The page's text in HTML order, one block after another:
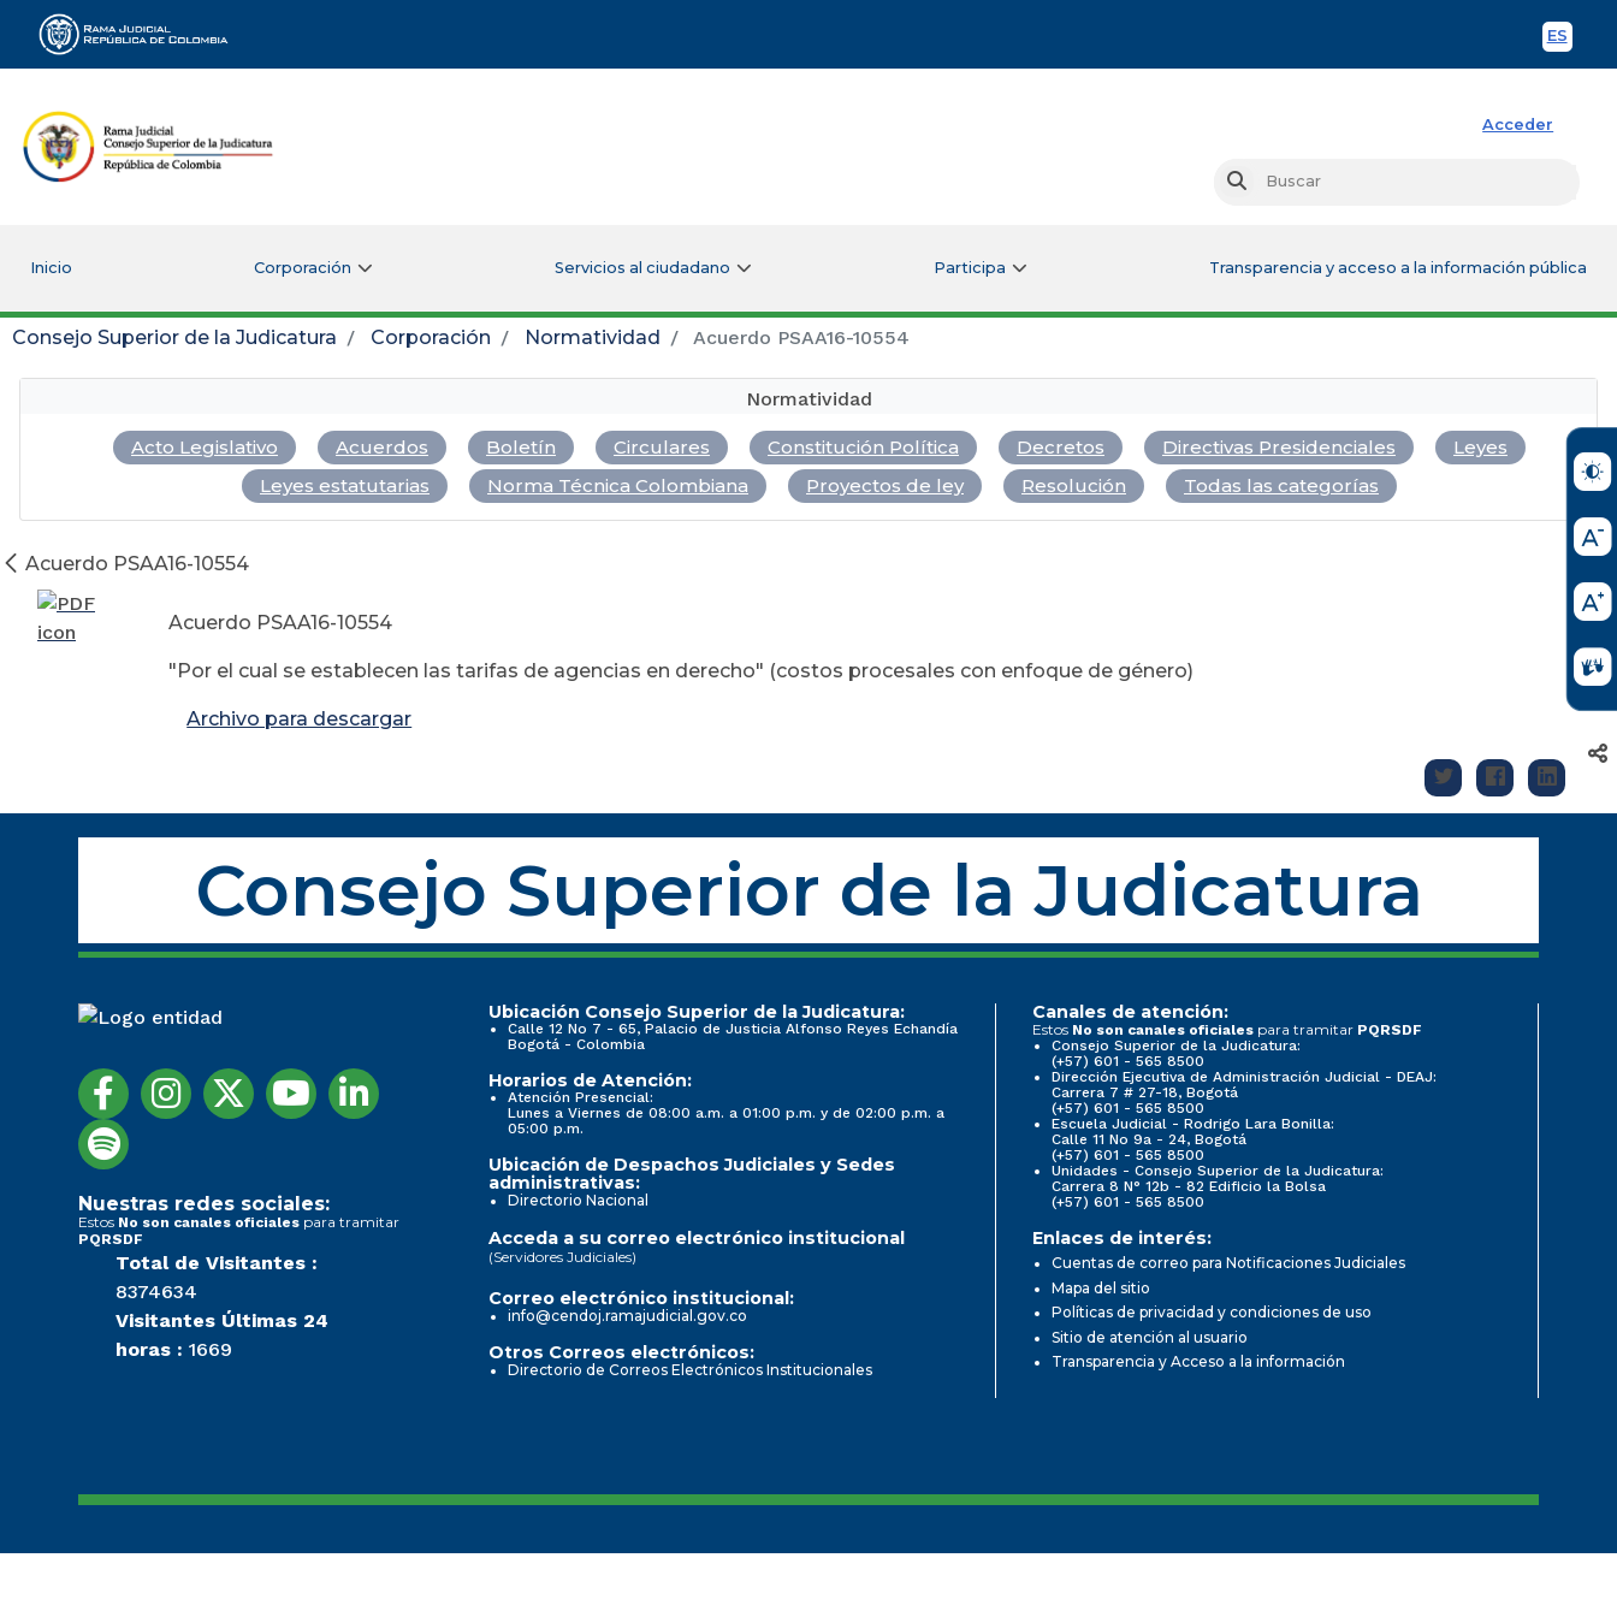
ES
Rama Judicial
Acceder
Buscar
Inicio Corporación Servicios al ciudadano Participa Transparencia y acceso a la información pública
Consejo Superior de la Judicatura Corporación Normatividad Acuerdo PSAA16-10554
Normatividad
Acto Legislativo Acuerdos Boletín Circulares Constitución Política Decretos Directivas Presidenciales
Leyes
Leyes estatutarias
Norma Técnica Colombiana Proyectos de ley Resolución Todas las categorías
Acuerdo PSAA16-10554
Acuerdo PSAA16-10554
"Por el cual se establecen las tarifas de agencias en derecho" (costos procesales con enfoque de género)
Archivo para descargar
Consejo Superior de la Judicatura
Nuestras redes sociales:
Estos No son canales oficiales para tramitar
PQRSDF
Total de Visitantes :
8374634
Visitantes Últimas 24
horas : 1669
Ubicación Consejo Superior de la Judicatura:
Calle 12 No 7 - 65, Palacio de Justicia Alfonso Reyes Echandía
Bogotá - Colombia
Horarios de Atención:
Atención Presencial:
Lunes a Viernes de 08:00 a.m. a 01:00 p.m. y de 02:00 p.m. a
05:00 p.m.
Ubicación de Despachos Judiciales y Sedes
administrativas:
Directorio Nacional
Canales de atención:
Estos No son canales oficiales para tramitar PQRSDF
Consejo Superior de la Judicatura:
(+57) 601 - 565 8500
Dirección Ejecutiva de Administración Judicial - DEAJ:
Carrera 7 # 27-18, Bogotá
(+57) 601 - 565 8500
Escuela Judicial - Rodrigo Lara Bonilla:
Calle 11 No 9a - 24, Bogotá
(+57) 601 - 565 8500
Unidades - Consejo Superior de la Judicatura:
Carrera 8 N° 12b - 82 Edificio la Bolsa
(+57) 601 - 565 8500
Acceda a su correo electrónico institucional
(Servidores Judiciales)
Correo electrónico institucional:
info@cendoj.ramajudicial.gov.co
Otros Correos electrónicos:
Directorio de Correos Electrónicos Institucionales
Enlaces de interés:
Cuentas de correo para Notificaciones Judiciales
Mapa del sitio
Políticas de privacidad y condiciones de uso
Sitio de atención al usuario
Transparencia y Acceso a la información